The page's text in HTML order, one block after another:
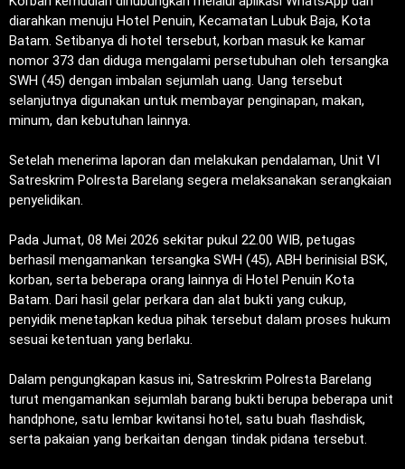
diarahkan menuju Hotel Penuin, Kecamatan Lubuk Baja, Kota
Batam. Setibanya di hotel tersebut, korban masuk ke kamar
nomor 373 dan diduga mengalami persetubuhan oleh tersangka
SWH (45) dengan imbalan sejumlah uang. Uang tersebut
selanjutnya digunakan untuk membayar penginapan, makan,
minum, dan kebutuhan lainnya.
‎Setelah menerima laporan dan melakukan pendalaman, Unit VI
Satreskrim Polresta Barelang segera melaksanakan serangkaian
penyelidikan.
‎Pada Jumat, 08 Mei 2026 sekitar pukul 22.00 WIB, petugas
berhasil mengamankan tersangka SWH (45), ABH berinisial BSK,
korban, serta beberapa orang lainnya di Hotel Penuin Kota
Batam. Dari hasil gelar perkara dan alat bukti yang cukup,
penyidik menetapkan kedua pihak tersebut dalam proses hukum
sesuai ketentuan yang berlaku.
‎Dalam pengungkapan kasus ini, Satreskrim Polresta Barelang
turut mengamankan sejumlah barang bukti berupa beberapa unit
handphone, satu lembar kwitansi hotel, satu buah flashdisk,
serta pakaian yang berkaitan dengan tindak pidana tersebut.